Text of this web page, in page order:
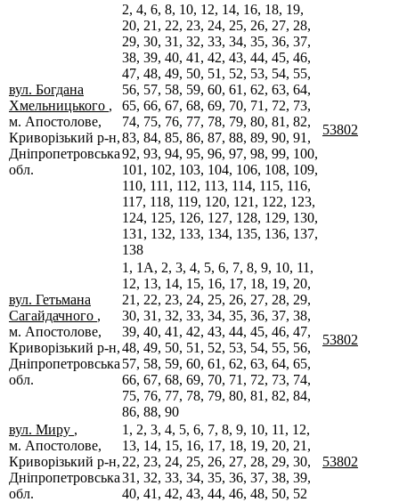
вул. Богдана
Хмельницького ,
м. Апостолове,
Криворізький р-н,
Дніпропетровська
обл.
2, 4, 6, 8, 10, 12, 14, 16, 18, 19,
20, 21, 22, 23, 24, 25, 26, 27, 28,
29, 30, 31, 32, 33, 34, 35, 36, 37,
38, 39, 40, 41, 42, 43, 44, 45, 46,
47, 48, 49, 50, 51, 52, 53, 54, 55,
56, 57, 58, 59, 60, 61, 62, 63, 64,
65, 66, 67, 68, 69, 70, 71, 72, 73,
74, 75, 76, 77, 78, 79, 80, 81, 82,
83, 84, 85, 86, 87, 88, 89, 90, 91,
92, 93, 94, 95, 96, 97, 98, 99, 100,
101, 102, 103, 104, 106, 108, 109,
110, 111, 112, 113, 114, 115, 116,
117, 118, 119, 120, 121, 122, 123,
124, 125, 126, 127, 128, 129, 130,
131, 132, 133, 134, 135, 136, 137,
138
53802
вул. Гетьмана
Сагайдачного ,
м. Апостолове,
Криворізький р-н,
Дніпропетровська
обл.
1, 1А, 2, 3, 4, 5, 6, 7, 8, 9, 10, 11,
12, 13, 14, 15, 16, 17, 18, 19, 20,
21, 22, 23, 24, 25, 26, 27, 28, 29,
30, 31, 32, 33, 34, 35, 36, 37, 38,
39, 40, 41, 42, 43, 44, 45, 46, 47,
48, 49, 50, 51, 52, 53, 54, 55, 56,
57, 58, 59, 60, 61, 62, 63, 64, 65,
66, 67, 68, 69, 70, 71, 72, 73, 74,
75, 76, 77, 78, 79, 80, 81, 82, 84,
86, 88, 90
53802
вул. Миру ,
м. Апостолове,
Криворізький р-н,
Дніпропетровська
обл.
1, 2, 3, 4, 5, 6, 7, 8, 9, 10, 11, 12,
13, 14, 15, 16, 17, 18, 19, 20, 21,
22, 23, 24, 25, 26, 27, 28, 29, 30,
31, 32, 33, 34, 35, 36, 37, 38, 39,
40, 41, 42, 43, 44, 46, 48, 50, 52
53802